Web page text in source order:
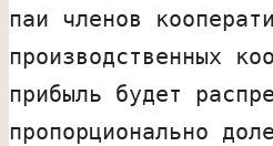
паи членов
производственных
прибыль будет
пропорционально